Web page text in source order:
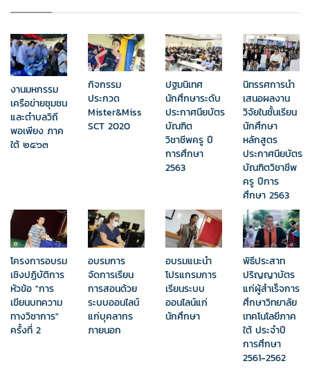
งานมหกรรม
เครือข่ายชุมชน
และตำบลวิถี
พอเพียง ภาค
ใต้ ๒๕๖๓
กิจกรรม
ประกวด
Mister&Miss
SCT 2020
ปฐมนิเทศ
นักศึกษาระดับ
ประกาศนียบัตร
บัณฑิต
วิชาชีพครู ปี
การศึกษา
2563
นิทรรศการนำ
เสนอผลงาน
วิจัยในชั้นเรียน
นักศึกษา
หลักสูตร
ประกาศนียบัตร
บัณฑิตวิชาชีพ
ครู ปีการ
ศึกษา 2563
โครงการอบรม
เชิงปฏิบัติการ​
หัวข้อ​ "การ
เขียนบทความ
ทางวิชาการ"
ครั้งที่ 2
อบรมการ
จัดการเรียน
การสอนด้วย
ระบบออนไลน์
แก่บุคลากร
ภายนอก
อบรมแนะนำ
โปรแกรมการ
เรียนระบบ
ออนไลน์แก่
นักศึกษา
พิธีประสาท
ปริญญาบัตร
แก่ผู้สำเร็จการ
ศึกษาวิทยาลัย
เทคโนโลยีภาค
ใต้ ประจำปี
การศึกษา
2561-2562